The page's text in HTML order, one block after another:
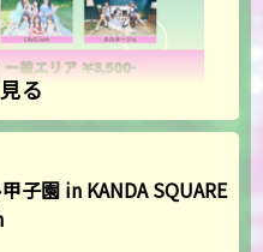
る
子園 in KANDA SQUARE